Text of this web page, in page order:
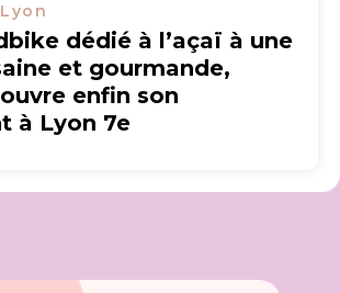
dédié à l’açaï à une
et gourmande,
enfin son
à Lyon 7e